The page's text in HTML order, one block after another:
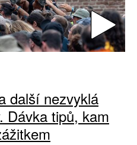
další nezvyklá
Dávka tipů, kam